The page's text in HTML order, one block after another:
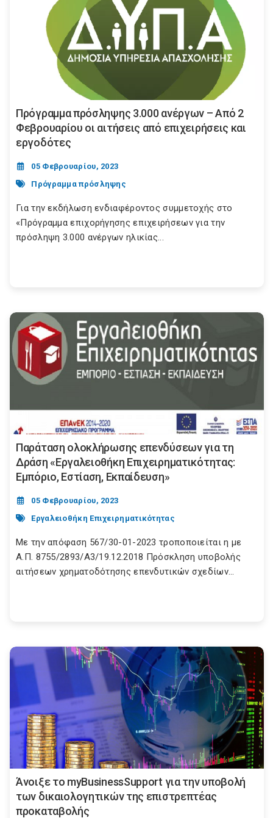
Πρόγραμμα πρόσληψης 3.000 ανέργων – Από 2
Φεβρουαρίου οι αιτήσεις από επιχειρήσεις και
εργοδότες
05 Φεβρουαρίου, 2023
Πρόγραμμα πρόσληψης
Για την εκδήλωση ενδιαφέροντος συμμετοχής στο
«Πρόγραμμα επιχορήγησης επιχειρήσεων για την
πρόσληψη 3.000 ανέργων ηλικίας...
Παράταση ολοκλήρωσης επενδύσεων για τη
Δράση «Εργαλειοθήκη Επιχειρηματικότητας:
Εμπόριο, Εστίαση, Εκπαίδευση»
05 Φεβρουαρίου, 2023
Εργαλειοθήκη Επιχειρηματικότητας
Με την απόφαση 567/30-01-2023 τροποποιείται η με
Α.Π. 8755/2893/Α3/19.12.2018 Πρόσκληση υποβολής
αιτήσεων χρηματοδότησης επενδυτικών σχεδίων...
Άνοιξε το myBusinessSupport για την υποβολή
των δικαιολογητικών της επιστρεπτέας
προκαταβολής